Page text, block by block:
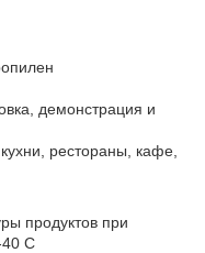
демонстрация и
рестораны, кафе,
продуктов при
40 С